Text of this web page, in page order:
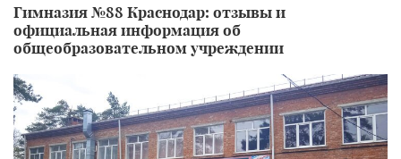
Гимназия №88 Краснодар: отзывы и
официальная информация об
общеобразовательном учреждении